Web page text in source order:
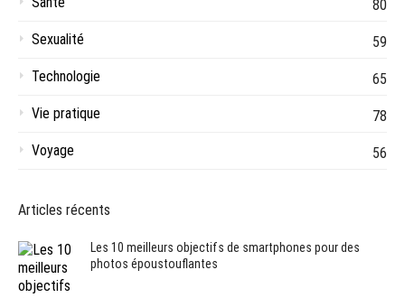
80
Sexualité
59
Technologie
65
Vie pratique
78
Voyage
56
Articles récents
Les 10 meilleurs objectifs de smartphones pour des
photos époustouflantes